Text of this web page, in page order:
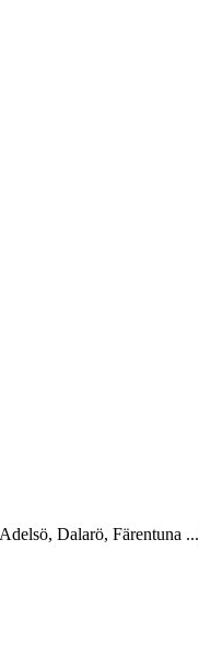
Dalarö, Färentuna ...